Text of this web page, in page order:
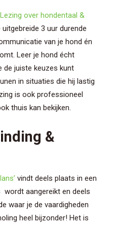
Lezing over hondentaal &
3 uur durende
van je hond én
Leer je hond écht
de juiste keuzes kunt
in situaties die hij lastig
is ook professioneel
thuis kan bekijken.
&
vindt deels plaats in een
wordt aangereikt en deels
waar je de vaardigheden
heel bijzonder! Het is